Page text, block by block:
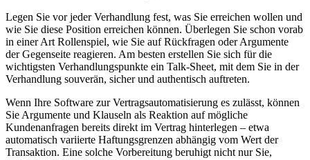
Legen Sie vor jeder Verhandlung fest, was Sie erreichen wollen und
wie Sie diese Position erreichen können. Überlegen Sie schon vorab
in einer Art Rollenspiel, wie Sie auf Rückfragen oder Argumente
der Gegenseite reagieren. Am besten erstellen Sie sich für die
wichtigsten Verhandlungspunkte ein Talk-Sheet, mit dem Sie in der
Verhandlung souverän, sicher und authentisch auftreten.
Wenn Ihre Software zur Vertragsautomatisierung es zulässt, können
Sie Argumente und Klauseln als Reaktion auf mögliche
Kundenanfragen bereits direkt im Vertrag hinterlegen – etwa
automatisch variierte Haftungsgrenzen abhängig vom Wert der
Transaktion. Eine solche Vorbereitung beruhigt nicht nur Sie,